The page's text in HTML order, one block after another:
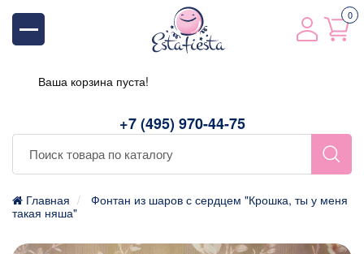
+7 (495) 970-44-75
0
Ваша корзина пуста!
Главная
Фонтан из шаров с сердцем "Крошка, ты у меня
такая няша"